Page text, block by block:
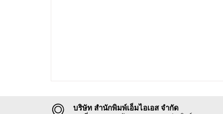
บริษัท สำนักพิมพ์เอ็มไอเอส จำกัด